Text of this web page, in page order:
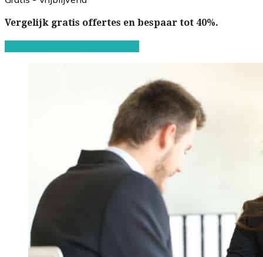
Vergelijk gratis offertes en bespaar tot 40%.